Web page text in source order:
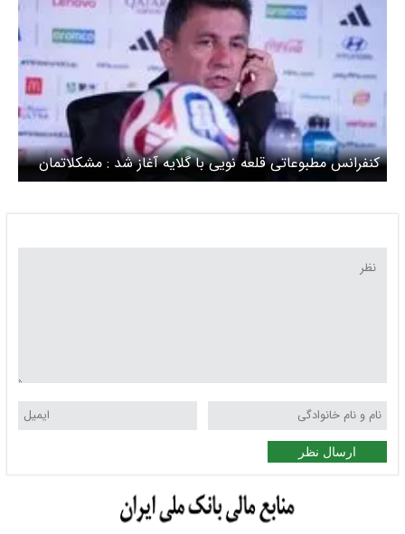
کنفرانس مطبوعاتی قلعه نویی با گلایه آغاز شد : مشکلاتمان
بیشتر شد اما آماده تر هستیم
ارسال نظر